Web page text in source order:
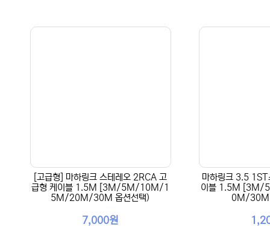
[고급형] 마하링크 스테레오 2RCA 고
급형 케이블 1.5M [3M/5M/10M/1
5M/20M/30M 옵션선택)
7,000원
마하링크 3.5
이블 1.5M
0M/30M